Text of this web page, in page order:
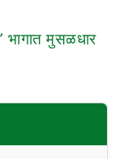
भागात मुसळधार